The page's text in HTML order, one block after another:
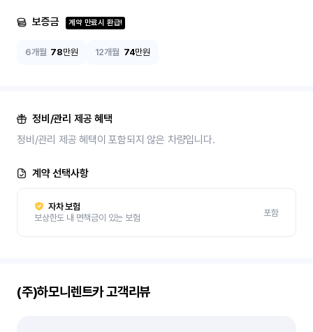
보증금 계약 만료시 환급!
6개월 78만원 12개월 74만원
정비/관리 제공 혜택
정비/관리 제공 혜택이 포함되지 않은 차량입니다.
계약 선택사항
자차 보험
보상한도 내 면책금이 있는 보험
포함
(주)하모니렌트카고객리뷰